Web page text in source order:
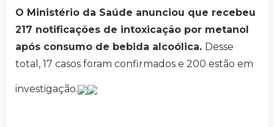
O Ministério da Saúde anunciou que recebeu
217 notificações de intoxicação por metanol
após consumo de bebida alcoólica. Desse
total, 17 casos foram confirmados e 200 estão em
investigação.